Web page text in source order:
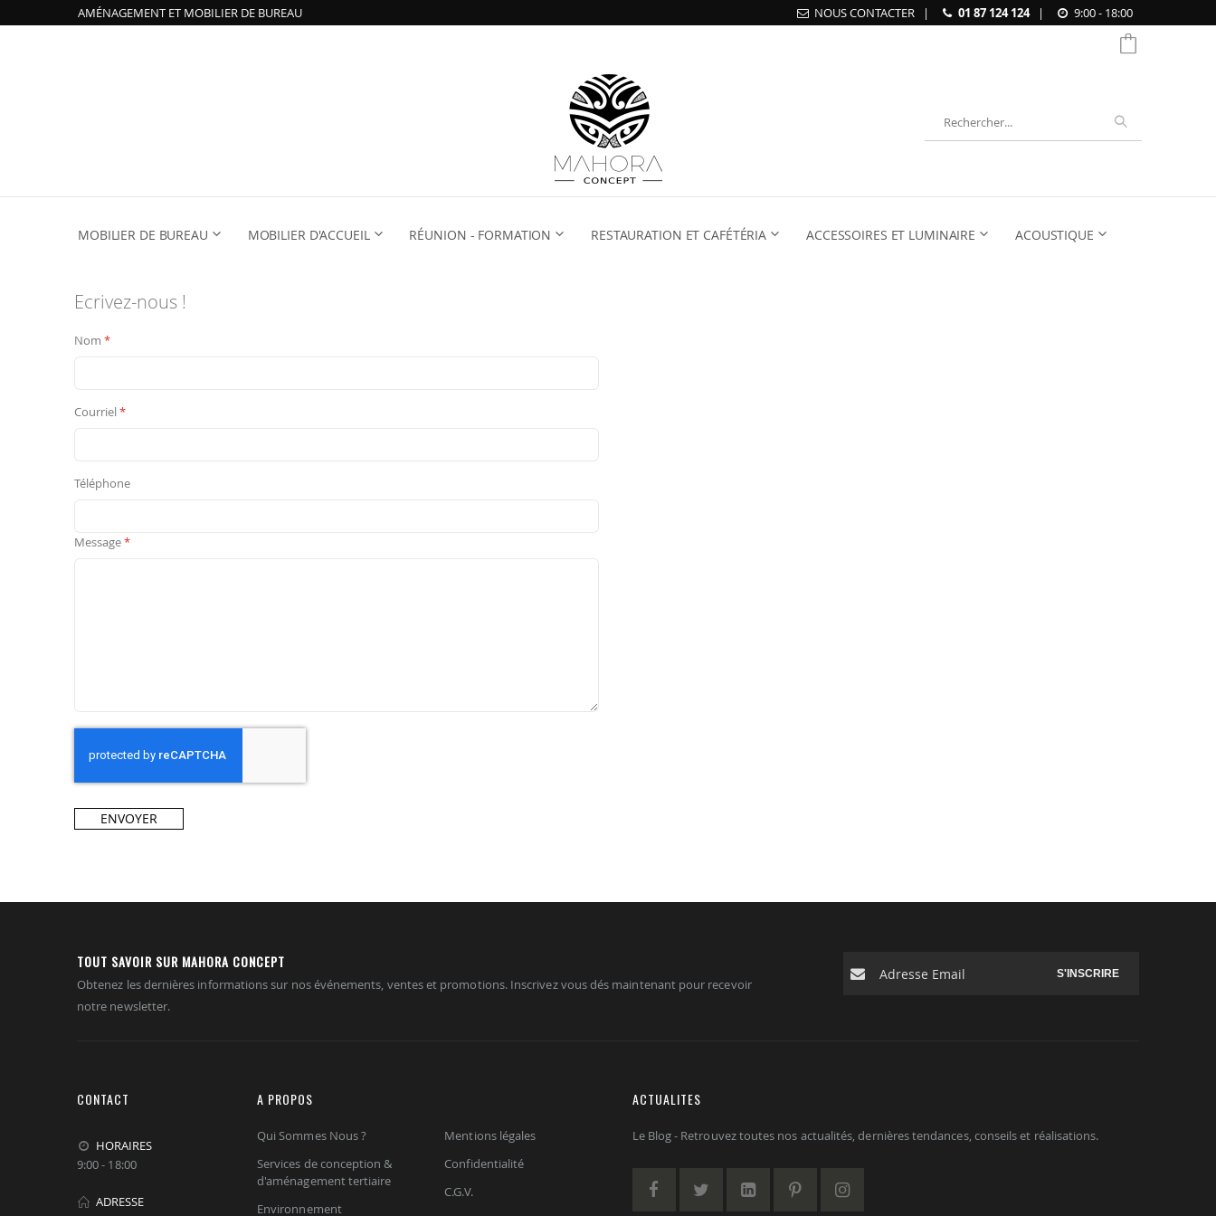
AMÉNAGEMENT ET MOBILIER DE BUREAU NOUS CONTACTER | 01 87 124 124 | 9:00 - 18:00
MOBILIER DE BUREAU MOBILIER D'ACCUEIL RÉUNION - FORMATION RESTAURATION ET CAFÉTÉRIA ACCESSOIRES ET LUMINAIRE ACOUSTIQUE
Ecrivez-nous !
Nom
Courriel
Téléphone
Message
ENVOYER
TOUT SAVOIR SUR MAHORA CONCEPT
Obtenez les dernières informations sur nos événements, ventes et promotions. Inscrivez vous dés maintenant pour recevoir
notre newsletter.
S'INSCRIRE
CONTACT
HORAIRES
9:00 - 18:00
ADRESSE
A PROPOS
Qui Sommes Nous ?
Services de conception &
d'aménagement tertiaire
Environnement
Mentions légales
Confidentialité
C.G.V.
ACTUALITES
Le Blog - Retrouvez toutes nos actualités, dernières tendances, conseils et réalisations.